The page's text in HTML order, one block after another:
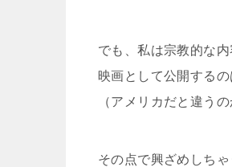
でも、私は宗教的な
映画として公開する
（アメリカだと違う
その点で興ざめしち